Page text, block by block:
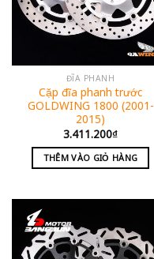
ĐĨA PHANH
Cặp đĩa phanh trước
GOLDWING 1800 (2001-
2015)
3.411.200₫
THÊM VÀO GIỎ HÀNG